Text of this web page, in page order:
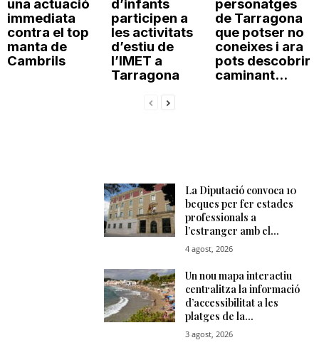
una actuació
immediata
contra el top
manta de
Cambrils
d’infants
participen a
les activitats
d’estiu de
l’IMET a
Tarragona
personatges
de Tarragona
que potser no
coneixes i ara
pots descobrir
caminant...